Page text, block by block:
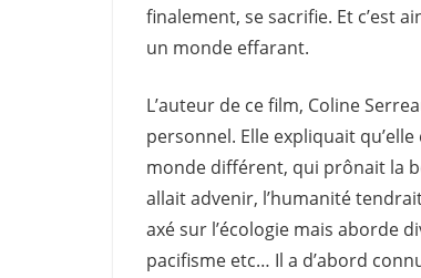
finalement, se sacrifie. Et c’est
un monde effarant.
L’auteur de ce film, Coline
personnel. Elle expliquait
monde différent, qui prônait la
allait advenir, l’humanité
axé sur l’écologie mais aborde
pacifisme etc… Il a d’abord